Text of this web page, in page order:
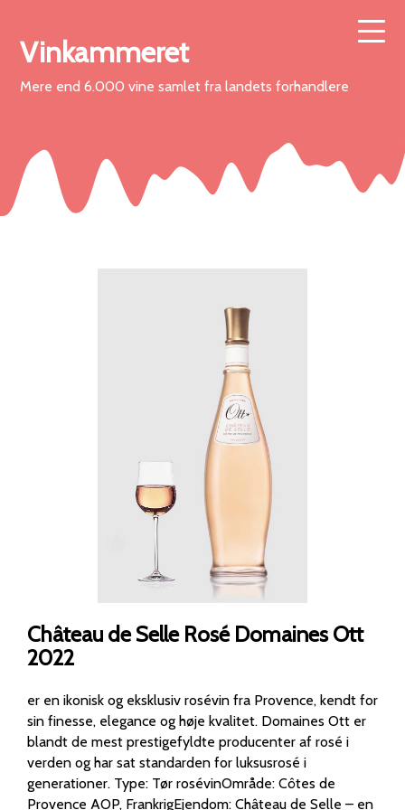
Vinkammeret
Mere end 6.000 vine samlet fra landets forhandlere
Château de Selle Rosé Domaines Ott
2022
er en ikonisk og eksklusiv rosévin fra Provence, kendt for
sin finesse, elegance og høje kvalitet. Domaines Ott er
blandt de mest prestigefyldte producenter af rosé i
verden og har sat standarden for luksusrosé i
generationer. Type: Tør rosévinOmråde: Côtes de
Provence AOP, FrankrigEjendom: Château de Selle – en